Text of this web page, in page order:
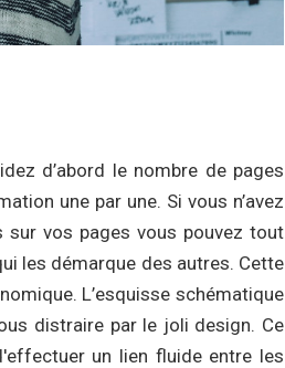
d’abord le nombre de pages
une par une. Si vous n’avez
sur vos pages vous pouvez tout
les démarque des autres. Cette
L’esquisse schématique
distraire par le joli design. Ce
un lien fluide entre les